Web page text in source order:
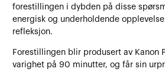
forestillingen i dybden på disse
energisk og underholdende
refleksjon.
Forestillingen blir produsert av Kanon
varighet på 90 minutter, og får sin